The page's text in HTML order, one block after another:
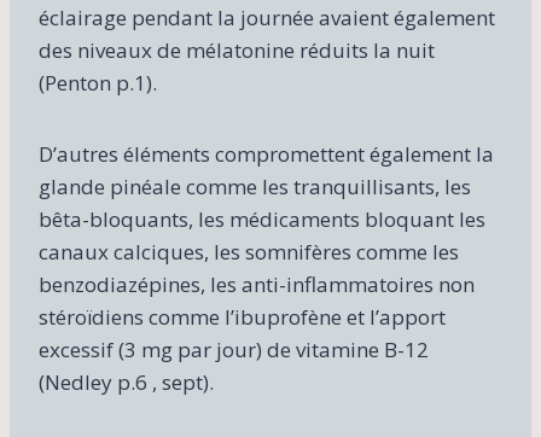
éclairage pendant la journée avaient également
des niveaux de mélatonine réduits la nuit
(Penton p.1).
D’autres éléments compromettent également la
glande pinéale comme les tranquillisants, les
bêta-bloquants, les médicaments bloquant les
canaux calciques, les somnifères comme les
benzodiazépines, les anti-inflammatoires non
stéroïdiens comme l’ibuprofène et l’apport
excessif (3 mg par jour) de vitamine B-12
(Nedley p.6 , sept).